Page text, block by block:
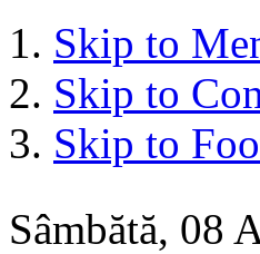
Skip to
Skip to
Skip to
Sâmbătă, 08